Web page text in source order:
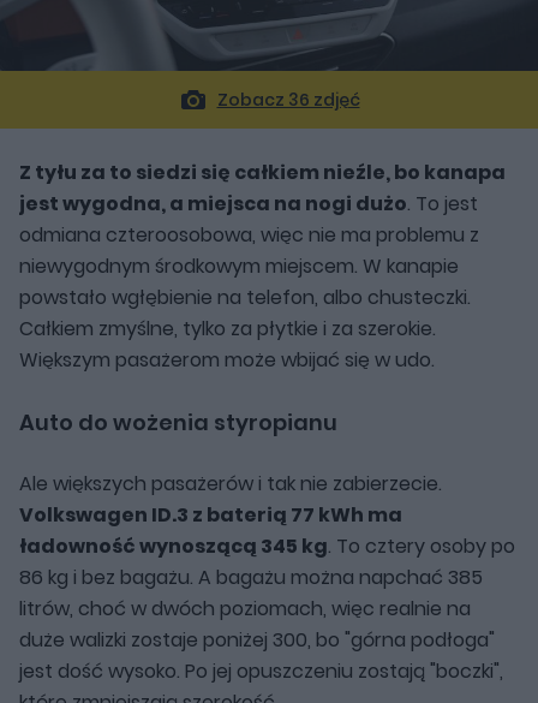
Zobacz 36 zdjęć
Z tyłu za to siedzi się całkiem nieźle, bo kanapa
jest wygodna, a miejsca na nogi dużo. To jest
odmiana czteroosobowa, więc nie ma problemu z
niewygodnym środkowym miejscem. W kanapie
powstało wgłębienie na telefon, albo chusteczki.
Całkiem zmyślne, tylko za płytkie i za szerokie.
Większym pasażerom może wbijać się w udo.
Auto do wożenia styropianu
Ale większych pasażerów i tak nie zabierzecie.
Volkswagen ID.3 z baterią 77 kWh ma
ładowność wynoszącą 345 kg. To cztery osoby po
86 kg i bez bagażu. A bagażu można napchać 385
litrów, choć w dwóch poziomach, więc realnie na
duże walizki zostaje poniżej 300, bo "górna podłoga"
jest dość wysoko. Po jej opuszczeniu zostają "boczki",